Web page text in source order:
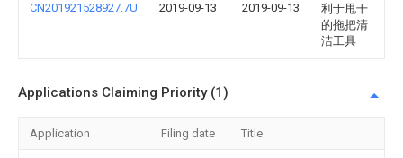
CN201921528927.7U 2019-09-13 2019-09-13
利于甩干
的拖把清
洁工具
Applications Claiming Priority (1)
Application Filing date Title